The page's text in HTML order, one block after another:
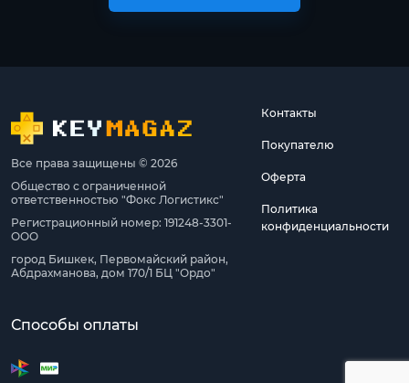
Все права защищены © 2026
Общество с ограниченной
ответственностью "Фокс Логистикс"
Регистрационный номер: 191248-3301-
ООО
город Бишкек, Первомайский район,
Абдрахманова, дом 170/1 БЦ "Ордо"
Контакты
Покупателю
Оферта
Политика
конфиденциальности
Способы оплаты